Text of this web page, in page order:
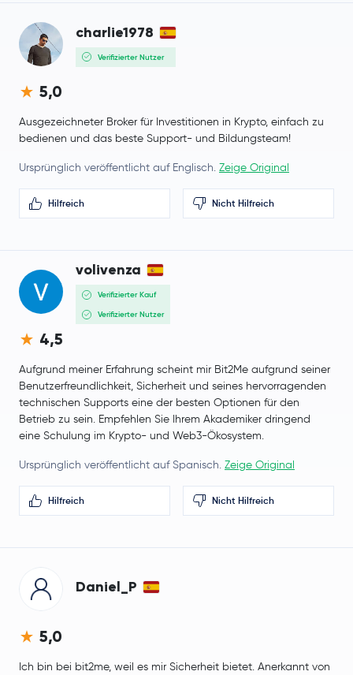
charlie1978
Verifizierter Nutzer
5,0
Ausgezeichneter Broker für Investitionen in Krypto, einfach zu
bedienen und das beste Support- und Bildungsteam!
Ursprünglich veröffentlicht auf Englisch. Zeige Original
Hilfreich Nicht Hilfreich
volivenza
Verifizierter Kauf
Verifizierter Nutzer
4,5
Aufgrund meiner Erfahrung scheint mir Bit2Me aufgrund seiner
Benutzerfreundlichkeit, Sicherheit und seines hervorragenden
technischen Supports eine der besten Optionen für den
Betrieb zu sein. Empfehlen Sie Ihrem Akademiker dringend
eine Schulung im Krypto- und Web3-Ökosystem.
Ursprünglich veröffentlicht auf Spanisch. Zeige Original
Hilfreich Nicht Hilfreich
Daniel_P
5,0
Ich bin bei bit2me, weil es mir Sicherheit bietet. Anerkannt von